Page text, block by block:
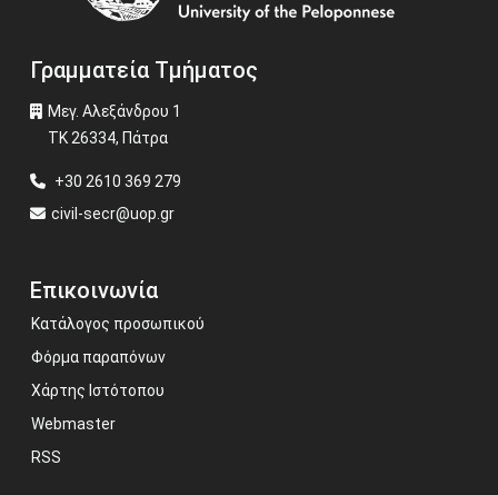
Γραμματεία Τμήματος
Μεγ. Αλεξάνδρου 1
ΤΚ 26334, Πάτρα
+30 2610 369 279
civil-secr@uop.gr
Επικοινωνία
Κατάλογος προσωπικού
Φόρμα παραπόνων
Χάρτης Ιστότοπου
Webmaster
RSS